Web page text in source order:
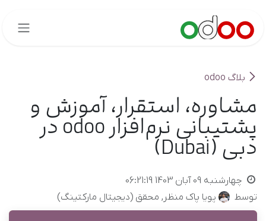
بلاگ odoo
مشاوره، استقرار، آموزش و
پشتیبانی نرم‌افزار odoo در
دبی (Dubai)
چهارشنبه 09 آبان 1403 06:21:19
توسط
پویا پاک منظر, محقق (دیجیتال مارکتینگ)